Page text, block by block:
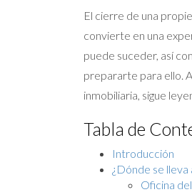
El cierre de una
convierte en una
puede suceder, así
prepararte para ello.
inmobiliaria, sigue
Tabla de
Introducción
¿Dónde se
Oficina